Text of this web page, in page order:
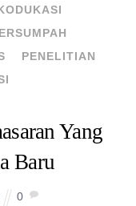
PENELITIAN
Yang
Baru
0